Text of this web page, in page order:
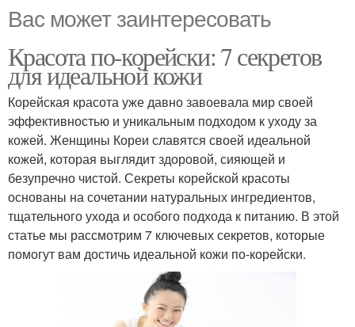
Вас может заинтересовать
Красота по-корейски: 7 секретов
для идеальной кожи
Корейская красота уже давно завоевала мир своей
эффективностью и уникальным подходом к уходу за
кожей. Женщины Кореи славятся своей идеальной
кожей, которая выглядит здоровой, сияющей и
безупречно чистой. Секреты корейской красоты
основаны на сочетании натуральных ингредиентов,
тщательного ухода и особого подхода к питанию. В этой
статье мы рассмотрим 7 ключевых секретов, которые
помогут вам достичь идеальной кожи по-корейски.